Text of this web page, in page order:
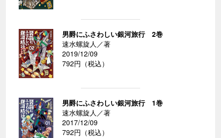
男爵にふさわしい銀河旅行 2巻
速水螺旋人／著
2019/12/09
792円（税込）
男爵にふさわしい銀河旅行 1巻
速水螺旋人／著
2017/12/09
792円（税込）